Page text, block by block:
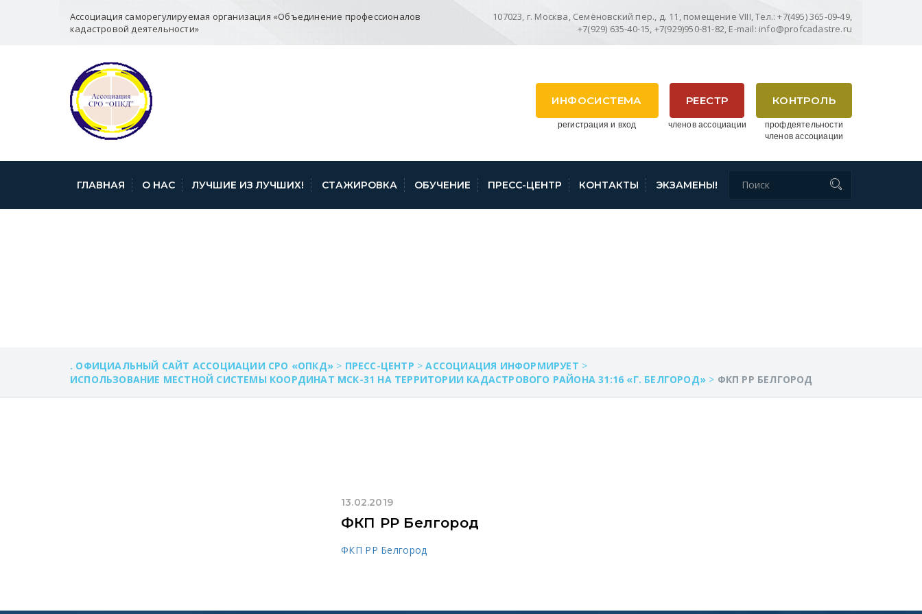
Ассоциация саморегулируемая организация «Объединение профессионалов
кадастровой деятельности»
107023, г. Москва, Семёновский пер., д. 11, помещение VIII, Тел.: +7(495) 365-09-49,
+7(929) 635-40-15, +7(929)950-81-82, E-mail: info@profcadastre.ru
КОНТРОЛЬ
профдеятельности
членов ассоциации
РЕЕСТР
членов ассоциации
ИНФОСИСТЕМА
регистрация и вход
ГЛАВНАЯ О НАС ЛУЧШИЕ ИЗ ЛУЧШИХ! СТАЖИРОВКА ОБУЧЕНИЕ ПРЕСС-ЦЕНТР КОНТАКТЫ ЭКЗАМЕНЫ!
. ОФИЦИАЛЬНЫЙ САЙТ АССОЦИАЦИИ СРО «ОПКД» > ПРЕСС-ЦЕНТР >АССОЦИАЦИЯ ИНФОРМИРУЕТ >
ИСПОЛЬЗОВАНИЕ МЕСТНОЙ СИСТЕМЫ КООРДИНАТ МСК-31 НА ТЕРРИТОРИИ КАДАСТРОВОГО РАЙОНА 31:16 «Г. БЕЛГОРОД» > ФКП РР БЕЛГОРОД
13.02.2019
ФКП РР Белгород
ФКП РР Белгород